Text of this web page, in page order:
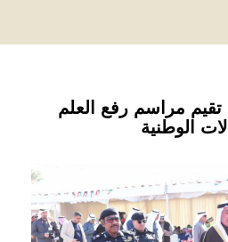
تقيم مراسم رفع العلم
الوطنية